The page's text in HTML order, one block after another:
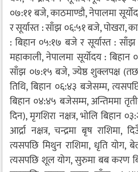
०७:११ बजे, काठमाण्डौ, नेपालमा
र सूर्यास्त : साँझ ०६:५१ बजे, पोखरा,
: बिहान ०५:१७ बजे र सूर्यास्त :
महाकाली, नेपालमा सूर्योदय :
साँझ ०७:१५ बजे, ज्येष्ठ शुक्लपक्ष
तिथि, बिहान ०६:४३ बजेसम्म, त्यसपछि
बिहान ०४:४५ बजेसम्म, अन्तिममा
दिन), मृगशिरा नक्षत्र, भोलि बिहान
आर्द्रा नक्षत्र, चन्द्रमा बृष
त्यसपछि मिथुन राशिमा, धृति योग,
त्यसपछि शूल योग, सुरुमा बब करण